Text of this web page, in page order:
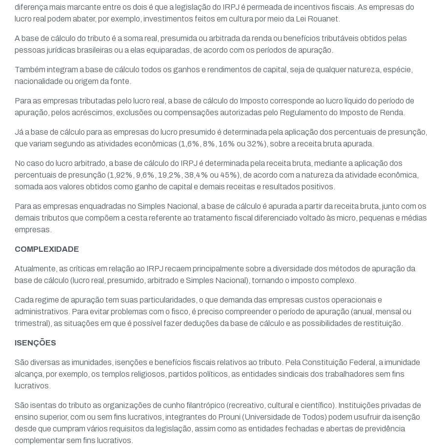
diferença mais marcante entre os dois é que a legislação do IRPJ é permeada de incentivos fiscais. As empresas do
lucro real podem abater, por exemplo, investimentos feitos em cultura por meio da Lei Rouanet.
A base de cálculo do tributo é a soma real, presumida ou arbitrada da renda ou benefícios tributáveis obtidos pelas
pessoas jurídicas brasileiras ou a elas equiparadas, de acordo com os períodos de apuração.
Também integram a base de cálculo todos os ganhos e rendimentos de capital, seja de qualquer natureza, espécie,
nacionalidade ou origem da fonte.
Para as empresas tributadas pelo lucro real, a base de cálculo do Imposto corresponde ao lucro líquido do período de
apuração, pelos acréscimos, exclusões ou compensações autorizadas pelo Regulamento do Imposto de Renda.
Já a base de cálculo para as empresas do lucro presumido é determinada pela aplicação dos percentuais de presunção,
que variam segundo as atividades econômicas (1,6%, 8%, 16% ou 32%), sobre a receita bruta apurada.
No caso do lucro arbitrado, a base de cálculo do IRPJ é determinada pela receita bruta, mediante a aplicação dos
percentuais de presunção (1,92%, 9,6%, 19,2%, 38,4% ou 45%), de acordo com a natureza da atividade econômica,
somada aos valores obtidos como ganho de capital e demais receitas e resultados positivos.
Para as empresas enquadradas no Simples Nacional, a base de cálculo é apurada a partir da receita bruta, junto com os
demais tributos que compõem a cesta referente ao tratamento fiscal diferenciado voltado às micro, pequenas e médias
empresas.
COMPLEXIDADE
Atualmente, as críticas em relação ao IRPJ recaem principalmente sobre a diversidade dos métodos de apuração da
base de cálculo (lucro real, presumido, arbitrado e Simples Nacional), tornando o imposto complexo.
Cada regime de apuração tem suas particularidades, o que demanda das empresas custos operacionais e
administrativos. Para evitar problemas com o fisco, é preciso compreender o período de apuração (anual, mensal ou
trimestral), as situações em que é possível fazer deduções da base de cálculo e as possibilidades de restituição.
ISENÇÕES
São diversas as imunidades, isenções e benefícios fiscais relativos ao tributo. Pela Constituição Federal, a imunidade
alcança, por exemplo, os templos religiosos, partidos políticos, as entidades sindicais dos trabalhadores sem fins
lucrativos.
São isentas do tributo as organizações de cunho filantrópico (recreativo, cultural e científico). Instituições privadas de
ensino superior, com ou sem fins lucrativos, integrantes do Prouni (Universidade de Todos) podem usufruir da isenção
desde que cumpram vários requisitos da legislação, assim como as entidades fechadas e abertas de previdência
complementar sem fins lucrativos.
Casa do Contabilista
recepcao@casadocontabilista.org.br
Menu
Institucional
Aescon-Rp
Parceiros e Benefícios
Facebook